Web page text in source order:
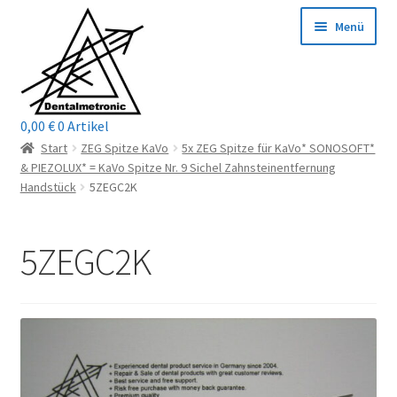
Navigation
springen
springen
Menü
Home
Shop
Kontakt
Reparaturservice
Wichtige Infos
öffnen
0,00 €0 Artikel
Start ZEG Spitze KaVo
5x ZEG Spitze für KaVo* SONOSOFT*
& PIEZOLUX* = KaVo Spitze Nr. 9 Sichel Zahnsteinentfernung
Handstück
5ZEGC2K
5ZEGC2K